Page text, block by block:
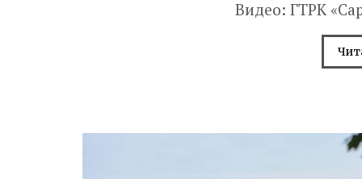
Видео: ГТРК